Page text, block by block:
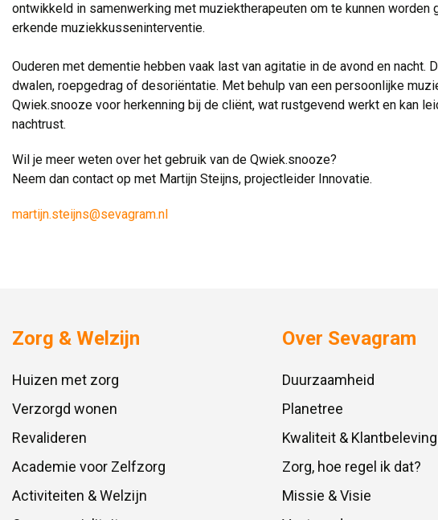
ontwikkeld in samenwerking met muziektherapeuten om te kunnen worden
erkende muziekkusseninterventie.
Ouderen met dementie hebben vaak last van agitatie in de avond en nacht.
dwalen, roepgedrag of desoriëntatie. Met behulp van een persoonlijke
Qwiek.snooze voor herkenning bij de cliënt, wat rustgevend werkt en kan
nachtrust.
Wil je meer weten over het gebruik van de Qwiek.snooze?
Neem dan contact op met Martijn Steijns, projectleider Innovatie.
martijn.steijns@sevagram.nl
Zorg & Welzijn
Huizen met zorg
Verzorgd wonen
Revalideren
Academie voor Zelfzorg
Activiteiten & Welzijn
Over Sevagram
Duurzaamheid
Planetree
Kwaliteit & Klantbeleving
Zorg, hoe regel ik dat?
Missie & Visie